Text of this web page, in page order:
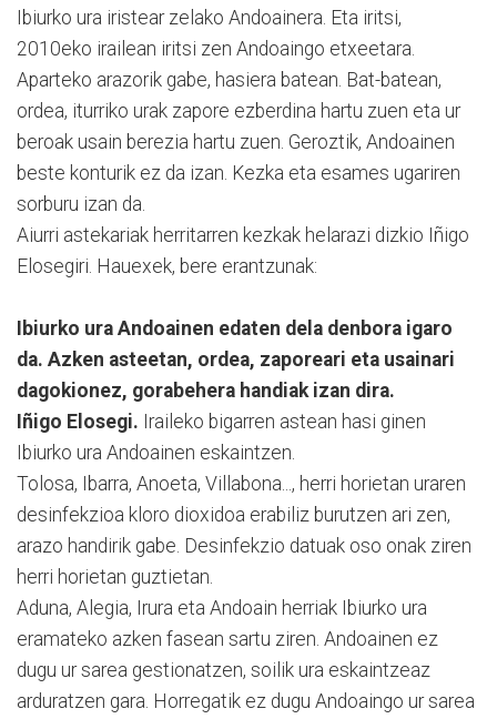
Ibiurko ura iristear zelako Andoainera. Eta iritsi,
2010eko irailean iritsi zen Andoaingo etxeetara.
Aparteko arazorik gabe, hasiera batean. Bat-batean,
ordea, iturriko urak zapore ezberdina hartu zuen eta ur
beroak usain berezia hartu zuen. Geroztik, Andoainen
beste konturik ez da izan. Kezka eta esames ugariren
sorburu izan da.
Aiurri astekariak herritarren kezkak helarazi dizkio Iñigo
Elosegiri. Hauexek, bere erantzunak:
Ibiurko ura Andoainen edaten dela denbora igaro
da. Azken asteetan, ordea, zaporeari eta usainari
dagokionez, gorabehera handiak izan dira.
Iñigo Elosegi. Iraileko bigarren astean hasi ginen
Ibiurko ura Andoainen eskaintzen.
Tolosa, Ibarra, Anoeta, Villabona..., herri horietan uraren
desinfekzioa kloro dioxidoa erabiliz burutzen ari zen,
arazo handirik gabe. Desinfekzio datuak oso onak ziren
herri horietan guztietan.
Aduna, Alegia, Irura eta Andoain herriak Ibiurko ura
eramateko azken fasean sartu ziren. Andoainen ez
dugu ur sarea gestionatzen, soilik ura eskaintzeaz
arduratzen gara. Horregatik ez dugu Andoaingo ur sarea